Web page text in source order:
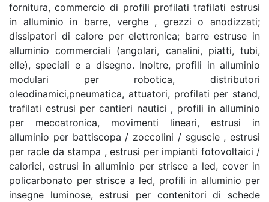
fornitura, commercio di profili profilati trafilati estrusi
in alluminio in barre, verghe , grezzi o anodizzati;
dissipatori di calore per elettronica; barre estruse in
alluminio commerciali (angolari, canalini, piatti, tubi,
elle), speciali e a disegno. Inoltre, profili in alluminio
modulari per robotica, distributori
oleodinamici,pneumatica, attuatori, profilati per stand,
trafilati estrusi per cantieri nautici , profili in alluminio
per meccatronica, movimenti lineari, estrusi in
alluminio per battiscopa / zoccolini / sguscie , estrusi
per racle da stampa , estrusi per impianti fotovoltaici /
calorici, estrusi in alluminio per strisce a led, cover in
policarbonato per strisce a led, profili in alluminio per
insegne luminose, estrusi per contenitori di schede